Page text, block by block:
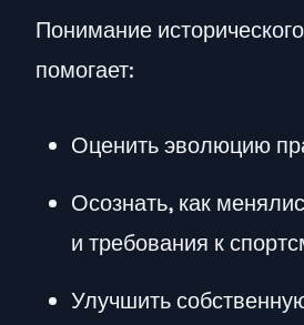
Понимание
помогает:
Оценить эволюцию
Осознать, как
и требования к
Улучшить